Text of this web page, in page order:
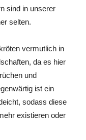
sind in unserer
selten.
vermutlich in
da es hier
und
ist ein
sodass diese
existieren oder